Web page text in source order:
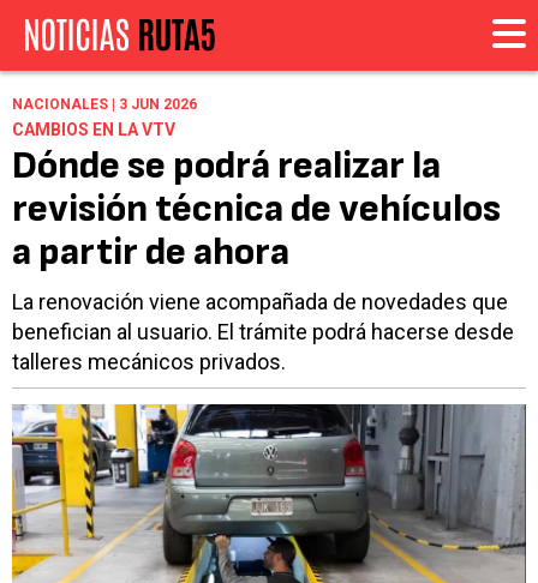
NACIONALES | 3 JUN 2026
CAMBIOS EN LA VTV
Dónde se podrá realizar la
revisión técnica de vehículos
a partir de ahora
La renovación viene acompañada de novedades que
benefician al usuario. El trámite podrá hacerse desde
talleres mecánicos privados.